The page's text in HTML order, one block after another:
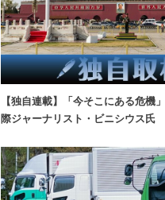
【独自連載】「今そこにある危
際ジャーナリスト・ビニシウス氏